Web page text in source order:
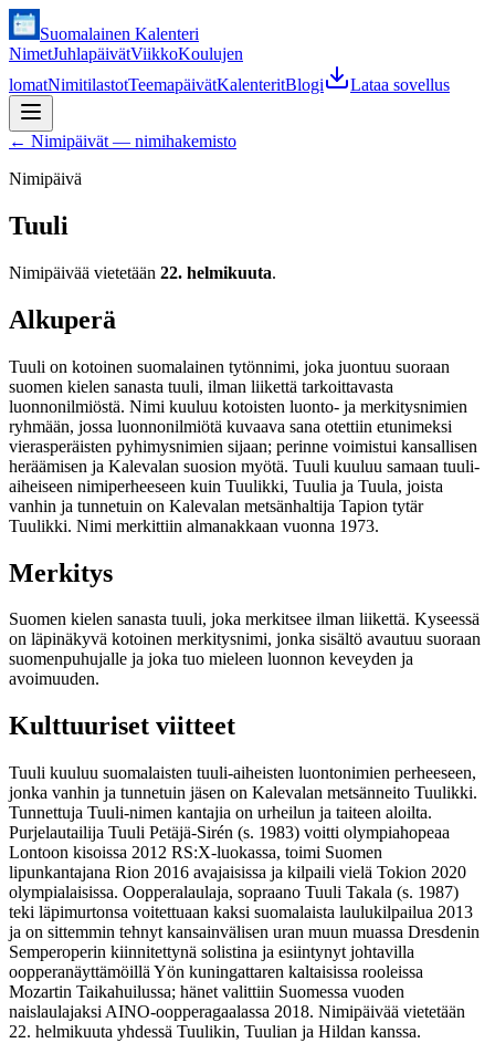
Suomalainen Kalenteri
NimetJuhlapäivätViikkoKoulujen
lomatNimitilastotTeemapäivätKalenteritBlogi Lataa sovellus
← Nimipäivät — nimihakemisto
Nimipäivä
Tuuli
Nimipäivää vietetään 22. helmikuuta.
Alkuperä
Tuuli on kotoinen suomalainen tytönnimi, joka juontuu suoraan
suomen kielen sanasta tuuli, ilman liikettä tarkoittavasta
luonnonilmiöstä. Nimi kuuluu kotoisten luonto- ja merkitysnimien
ryhmään, jossa luonnonilmiötä kuvaava sana otettiin etunimeksi
vierasperäisten pyhimysnimien sijaan; perinne voimistui kansallisen
heräämisen ja Kalevalan suosion myötä. Tuuli kuuluu samaan tuuli-
aiheiseen nimiperheeseen kuin Tuulikki, Tuulia ja Tuula, joista
vanhin ja tunnetuin on Kalevalan metsänhaltija Tapion tytär
Tuulikki. Nimi merkittiin almanakkaan vuonna 1973.
Merkitys
Suomen kielen sanasta tuuli, joka merkitsee ilman liikettä. Kyseessä
on läpinäkyvä kotoinen merkitysnimi, jonka sisältö avautuu suoraan
suomenpuhujalle ja joka tuo mieleen luonnon keveyden ja
avoimuuden.
Kulttuuriset viitteet
Tuuli kuuluu suomalaisten tuuli-aiheisten luontonimien perheeseen,
jonka vanhin ja tunnetuin jäsen on Kalevalan metsänneito Tuulikki.
Tunnettuja Tuuli-nimen kantajia on urheilun ja taiteen aloilta.
Purjelautailija Tuuli Petäjä-Sirén (s. 1983) voitti olympiahopeaa
Lontoon kisoissa 2012 RS:X-luokassa, toimi Suomen
lipunkantajana Rion 2016 avajaisissa ja kilpaili vielä Tokion 2020
olympialaisissa. Oopperalaulaja, sopraano Tuuli Takala (s. 1987)
teki läpimurtonsa voitettuaan kaksi suomalaista laulukilpailua 2013
ja on sittemmin tehnyt kansainvälisen uran muun muassa Dresdenin
Semperoperin kiinnitettynä solistina ja esiintynyt johtavilla
oopperanäyttämöillä Yön kuningattaren kaltaisissa rooleissa
Mozartin Taikahuilussa; hänet valittiin Suomessa vuoden
naislaulajaksi AINO-oopperagaalassa 2018. Nimipäivää vietetään
22. helmikuuta yhdessä Tuulikin, Tuulian ja Hildan kanssa.